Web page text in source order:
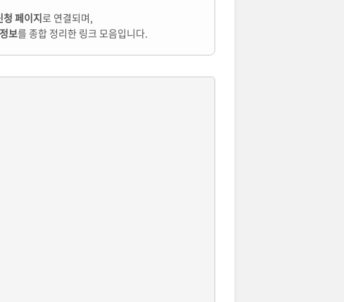
청 페이지로 연결되며,
보를 종합 정리한 링크 모음입니다.